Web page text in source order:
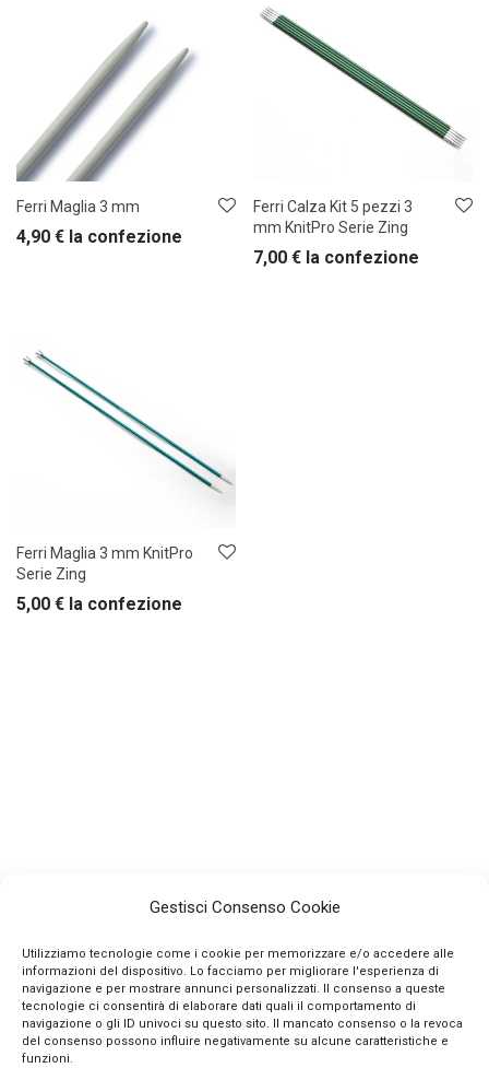
Gestisci Consenso Cookie
Utilizziamo tecnologie come i cookie per memorizzare e/o accedere alle
informazioni del dispositivo. Lo facciamo per migliorare l'esperienza di
navigazione e per mostrare annunci personalizzati. Il consenso a queste
tecnologie ci consentirà di elaborare dati quali il comportamento di
navigazione o gli ID univoci su questo sito. Il mancato consenso o la revoca
del consenso possono influire negativamente su alcune caratteristiche e
funzioni.
Ferri Maglia 3 mm
4,90 € la confezione
Ferri Calza Kit 5 pezzi 3
mm KnitPro Serie Zing
7,00 € la confezione
Ferri Maglia 3 mm KnitPro
Serie Zing
5,00 € la confezione
INFO